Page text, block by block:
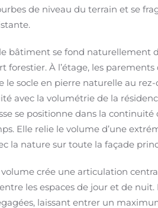
de niveau du terrain et se
bâtiment se fond naturellement
forestier. À l’étage, les
le socle en pierre naturelle au
avec la volumétrie de la
se positionne dans la
Elle relie le volume d’une
la nature sur toute la façade
crée une articulation
les espaces de jour et de
laissant entrer un